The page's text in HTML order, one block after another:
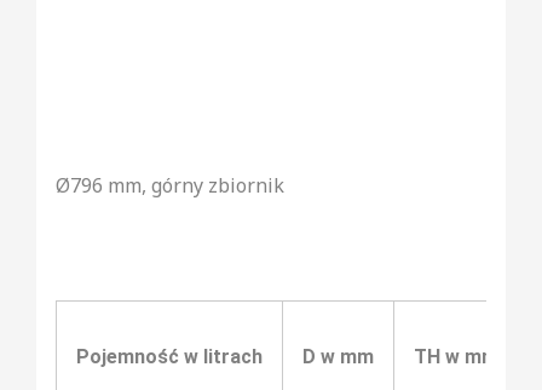
Ø796 mm, górny zbiornik
Pojemność w litrach D w mm TH w mm